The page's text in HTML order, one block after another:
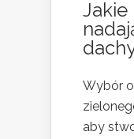
Jakie
Wybór
aby